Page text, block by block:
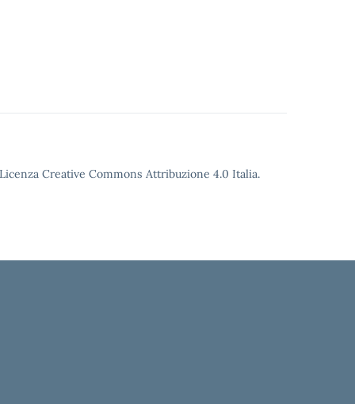
Creative Commons Attribuzione 4.0 Italia.